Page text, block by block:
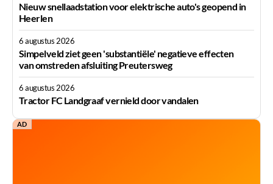
Nieuw snellaadstation voor elektrische auto's geopend in
Heerlen
6 augustus 2026
Simpelveld ziet geen 'substantiële' negatieve effecten
van omstreden afsluiting Preutersweg
6 augustus 2026
Tractor FC Landgraaf vernield door vandalen
AD